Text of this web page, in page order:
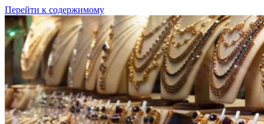
Перейти к содержимому